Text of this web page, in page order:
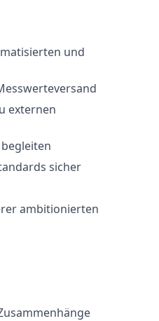
und
externen
sicher
ambitionierten